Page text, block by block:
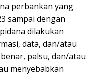
perbankan yang
sampai dengan
dilakukan
data, dan/atau
palsu, dan/atau
menyebabkan